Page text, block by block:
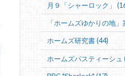
月９「シャーロック」
「ホームズゆかりの地」
ホームズ研究書 (44)
ホームズパスティーシュ